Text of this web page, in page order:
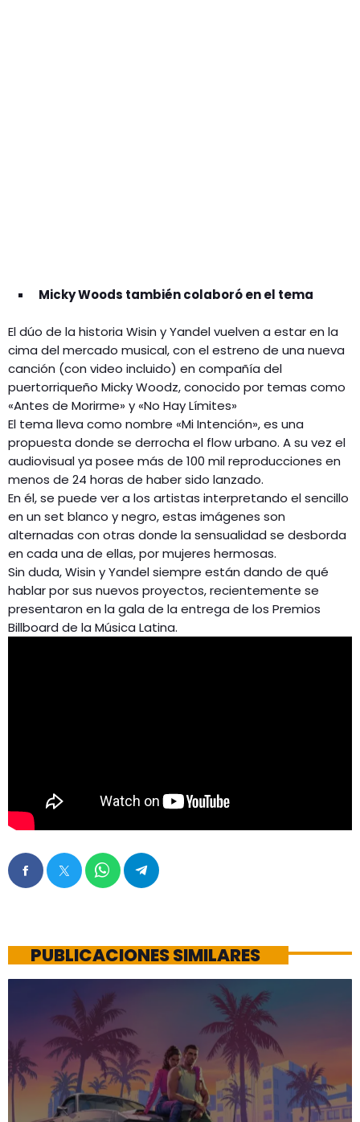
Micky Woods también colaboró en el tema
El dúo de la historia Wisin y Yandel vuelven a estar en la
cima del mercado musical, con el estreno de una nueva
canción (con video incluido) en compañía del
puertorriqueño Micky Woodz, conocido por temas como
«Antes de Morirme» y «No Hay Límites»
El tema lleva como nombre «Mi Intención», es una
propuesta donde se derrocha el flow urbano. A su vez el
audiovisual ya posee más de 100 mil reproducciones en
menos de 24 horas de haber sido lanzado.
En él, se puede ver a los artistas interpretando el sencillo
en un set blanco y negro, estas imágenes son
alternadas con otras donde la sensualidad se desborda
en cada una de ellas, por mujeres hermosas.
Sin duda, Wisin y Yandel siempre están dando de qué
hablar por sus nuevos proyectos, recientemente se
presentaron en la gala de la entrega de los Premios
Billboard de la Música Latina.
PUBLICACIONES SIMILARES